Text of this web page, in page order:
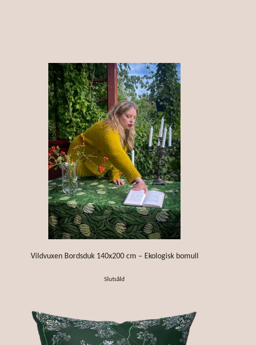
Vildvuxen Bordsduk 140x200 cm – Ekologisk bomull
Slutsåld